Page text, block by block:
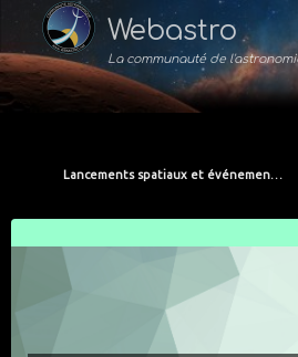
Webastro
La communauté de
Lancements spatiaux et événements de l'ISS